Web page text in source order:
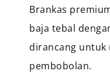
Brankas
baja tebal
dirancang untuk
pembobolan.